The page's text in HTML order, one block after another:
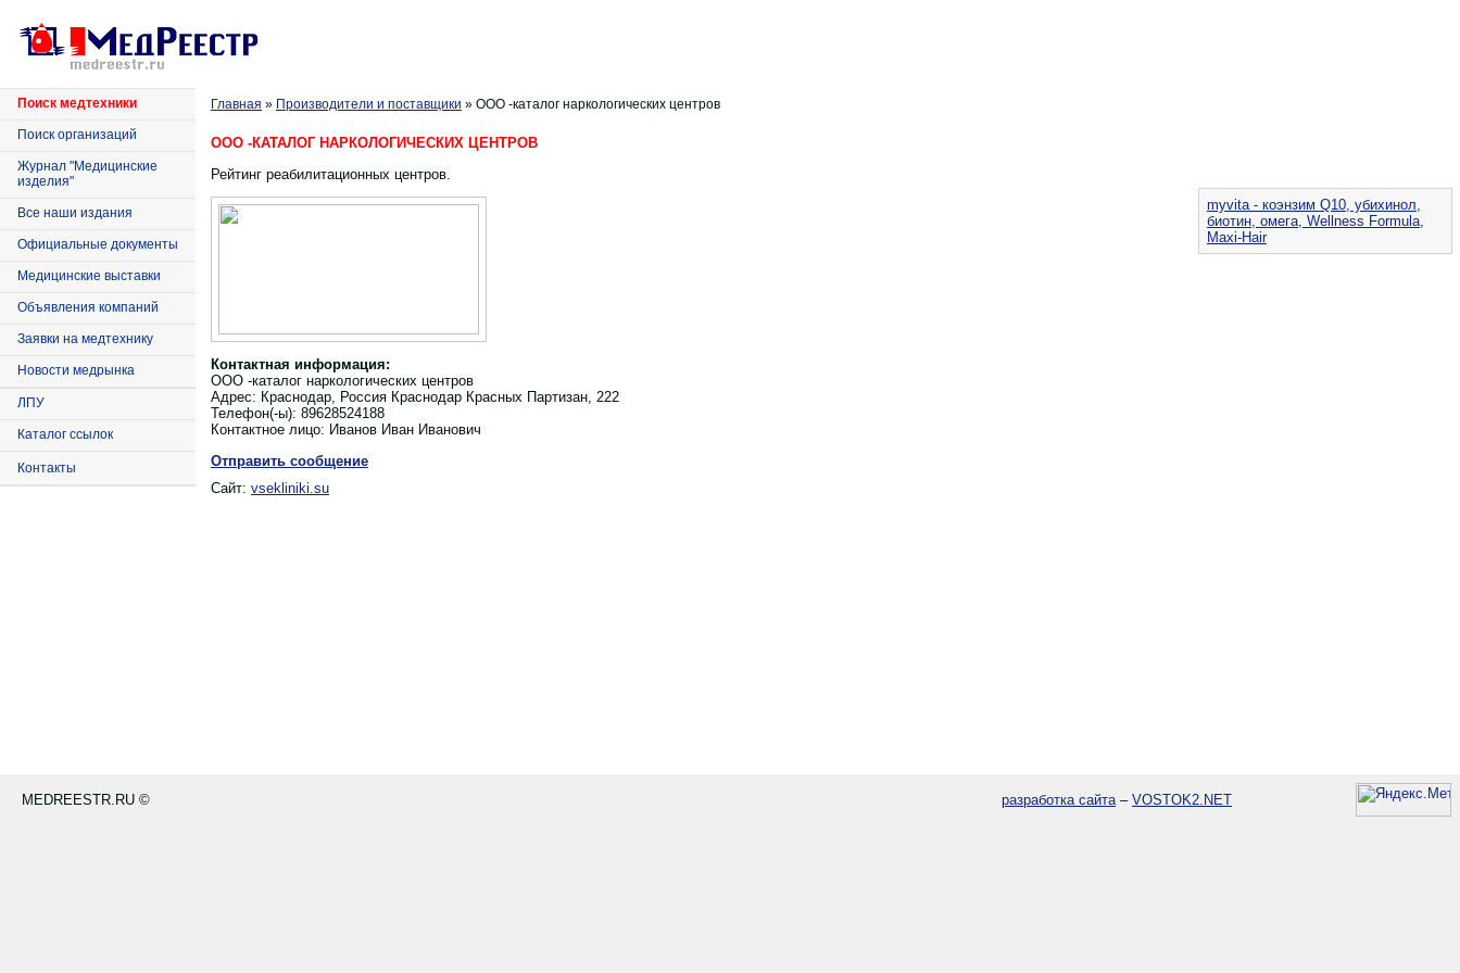
Поиск медтехники
Поиск организаций
Журнал "Медицинские
изделия"
Все наши издания
Официальные документы
Медицинские выставки
Объявления компаний
Заявки на медтехнику
Новости медрынка
ЛПУ
Каталог ссылок
Контакты
Главная » Производители и поставщики » ООО -каталог наркологических центров
ООО -КАТАЛОГ НАРКОЛОГИЧЕСКИХ ЦЕНТРОВ
Рейтинг реабилитационных центров.
Контактная информация:
ООО -каталог наркологических центров
Адрес: Краснодар, Россия Краснодар Красных Партизан, 222
Телефон(-ы): 89628524188
Контактное лицо: Иванов Иван Иванович
Отправить сообщение
Сайт: vsekliniki.su
myvita - коэнзим Q10, убихинол,
биотин, омега, Wellness Formula,
Maxi-Hair
MEDREESTR.RU © разработка сайта– VOSTOK2.NET